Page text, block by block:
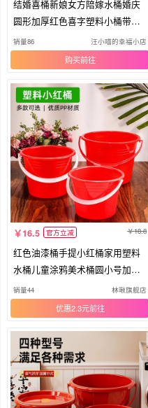
结婚喜桶新娘女方陪嫁水桶婚庆
圆形加厚红色喜字塑料小桶带盖
红桶
销量86 汪小喵的幸福小店
购买
16.5 官方立减 18.8
红色油漆桶手提小红桶家用塑料
水桶儿童涂鸦美术桶圆小号加厚
有盖
销量44 林啾旗舰店
优惠2.3元